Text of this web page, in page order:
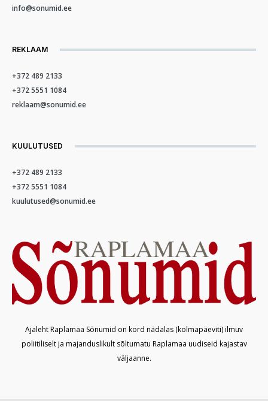
info@sonumid.ee
REKLAAM
+372 489 2133
+372 5551 1084
reklaam@sonumid.ee
KUULUTUSED
+372 489 2133
+372 5551 1084
kuulutused@sonumid.ee
Ajaleht Raplamaa Sõnumid on kord nädalas (kolmapäeviti) ilmuv
poliitiliselt ja majanduslikult sõltumatu Raplamaa uudiseid kajastav
väljaanne.